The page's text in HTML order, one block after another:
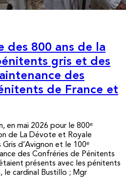
des 800 ans de la
gris et des
des
de France et
en mai 2026 pour le 800ᵉ
de La Dévote et Royale
d’Avignon et le 100ᵉ
des Confréries de Pénitents
présents avec les pénitents
le cardinal Bustillo ; Mgr